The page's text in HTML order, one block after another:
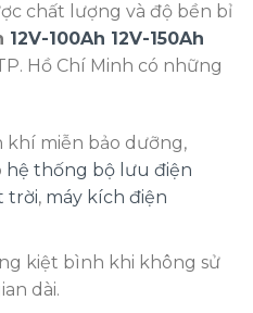
chất lượng và độ bền bỉ
12V-100Ah 12V-150Ah
Hồ Chí Minh có những
khí miễn bảo dưỡng,
hệ thống bộ lưu điện
trời, máy kích điện
kiệt bình khi không sử
dài.